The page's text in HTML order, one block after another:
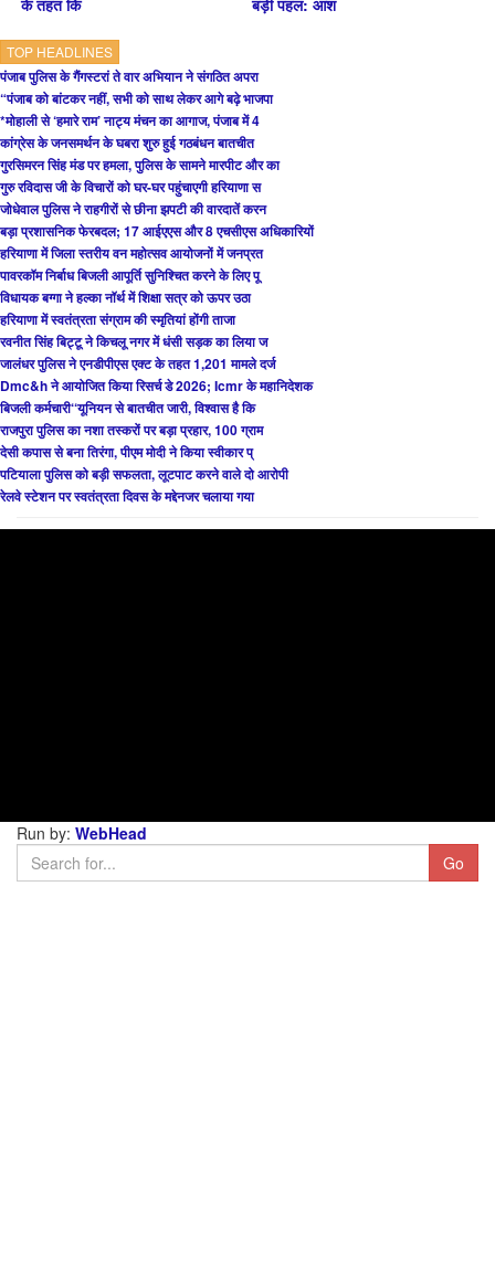
TOP HEADLINES
पंजाब पुलिस के गैंगस्टरां ते वार अभियान ने संगठित अपरा
“पंजाब को बांटकर नहीं, सभी को साथ लेकर आगे बढ़े भाजपा
*मोहाली से ‘हमारे राम’ नाट्य मंचन का आगाज, पंजाब में 4
कांग्रेस के जनसमर्थन के घबरा शुरु हुई गठबंधन बातचीत
गुरसिमरन सिंह मंड पर हमला, पुलिस के सामने मारपीट और का
गुरु रविदास जी के विचारों को घर-घर पहुंचाएगी हरियाणा स
जोधेवाल पुलिस ने राहगीरों से छीना झपटी की वारदातें करन
बड़ा प्रशासनिक फेरबदल; 17 आईएएस और 8 एचसीएस अधिकारियों
हरियाणा में जिला स्तरीय वन महोत्सव आयोजनों में जनप्रत
पावरकॉम निर्बाध बिजली आपूर्ति सुनिश्चित करने के लिए पू
विधायक बग्गा ने हल्का नॉर्थ में शिक्षा सत्र को ऊपर उठा
हरियाणा में स्वतंत्रता संग्राम की स्मृतियां होंगी ताजा
रवनीत सिंह बिट्टू ने किचलू नगर में धंसी सड़क का लिया ज
जालंधर पुलिस ने एनडीपीएस एक्ट के तहत 1,201 मामले दर्ज
Dmc&h ने आयोजित किया रिसर्च डे 2026; Icmr के महानिदेशक
बिजली कर्मचारी‘‘यूनियन से बातचीत जारी, विश्वास है कि
राजपुरा पुलिस का नशा तस्करों पर बड़ा प्रहार, 100 ग्राम
देसी कपास से बना तिरंगा, पीएम मोदी ने किया स्वीकार प्
पटियाला पुलिस को बड़ी सफलता, लूटपाट करने वाले दो आरोपी
रेलवे स्टेशन पर स्वतंत्रता दिवस के मद्देनजर चलाया गया
Run by: WebHead